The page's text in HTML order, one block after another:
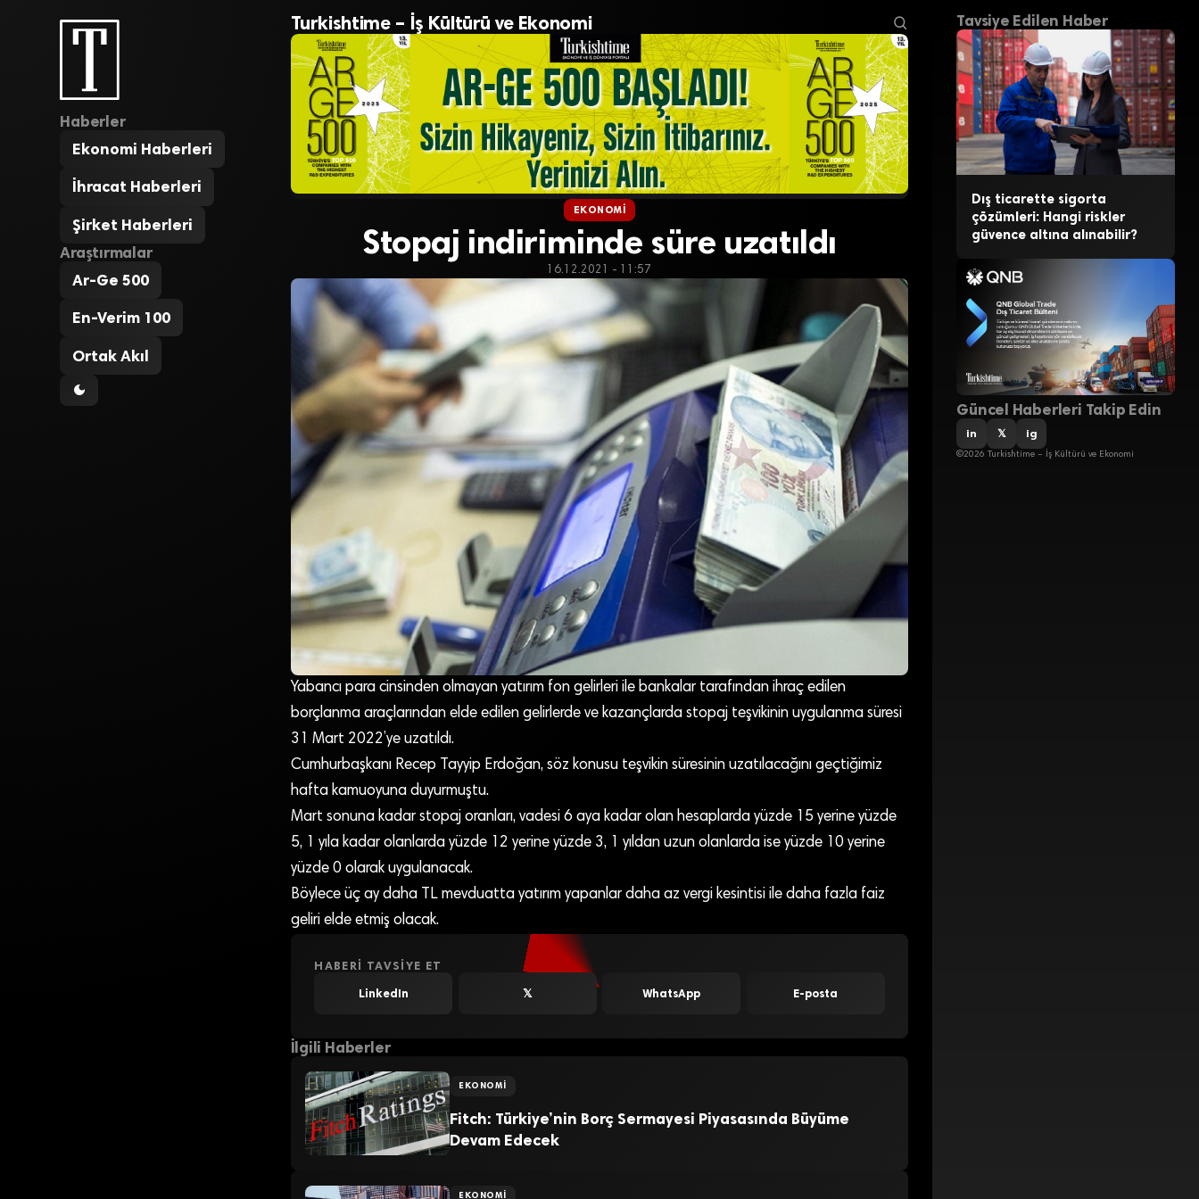
Haberler
Ekonomi Haberleri
İhracat Haberleri
Şirket Haberleri
Araştırmalar
Ar-Ge 500
En-Verim 100
Ortak Akıl
Turkishtime – İş Kültürü ve Ekonomi
EKONOMI
Stopaj indiriminde süre uzatıldı
16.12.2021 - 11:57
Yabancı para cinsinden olmayan yatırım fon gelirleri ile bankalar tarafından ihraç edilen
borçlanma araçlarından elde edilen gelirlerde ve kazançlarda stopaj teşvikinin uygulanma süresi
31 Mart 2022’ye uzatıldı.
Cumhurbaşkanı Recep Tayyip Erdoğan, söz konusu teşvikin süresinin uzatılacağını geçtiğimiz
hafta kamuoyuna duyurmuştu.
Mart sonuna kadar stopaj oranları, vadesi 6 aya kadar olan hesaplarda yüzde 15 yerine yüzde
5, 1 yıla kadar olanlarda yüzde 12 yerine yüzde 3, 1 yıldan uzun olanlarda ise yüzde 10 yerine
yüzde 0 olarak uygulanacak.
Böylece üç ay daha TL mevduatta yatırım yapanlar daha az vergi kesintisi ile daha fazla faiz
geliri elde etmiş olacak.
HABERI TAVSIYE ET
LinkedIn 𝕏 WhatsApp E-posta
İlgili Haberler
EKONOMI
Fitch: Türkiye’nin Borç Sermayesi Piyasasında Büyüme
Devam Edecek
EKONOMI
Tavsiye Edilen Haber
Dış ticarette sigorta
çözümleri: Hangi riskler
güvence altına alınabilir?
Güncel Haberleri Takip Edin
in 𝕏 ig
©2026 Turkishtime – İş Kültürü ve Ekonomi